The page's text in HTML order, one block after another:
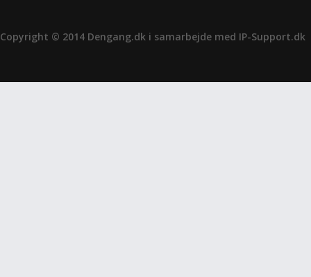
Copyright © 2014 Dengang.dk i samarbejde med IP-Support.dk